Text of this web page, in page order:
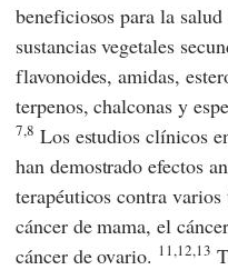
beneficiosos para la
sustancias vegetales
flavonoides, amidas,
terpenos, chalconas y
7,8 Los estudios clínicos
han demostrado efectos
terapéuticos contra
cáncer de mama, el
cáncer de ovario. 11,12,13